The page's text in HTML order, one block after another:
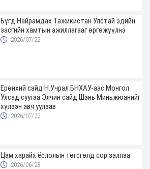
Бүгд Найрамдах Тажикистан Улстай эдийн
засгийн хамтын ажиллагааг өргөжүүлнэ
2026/07/22
Ерөнхий сайд Н.Учрал БНХАУ-аас Монгол
Улсад суугаа Элчин сайд Шэнь Миньжюанийг
хүлээн авч уулзав
2026/07/22
Цам харайх ёслолын төгсгөлд сор заллаа
2026/06/28